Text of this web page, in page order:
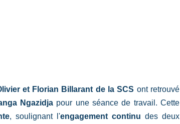
et Florian Billarant de la SCS
Ngazidja pour une séance de travail. Cette
, soulignant l'engagement continu des deux